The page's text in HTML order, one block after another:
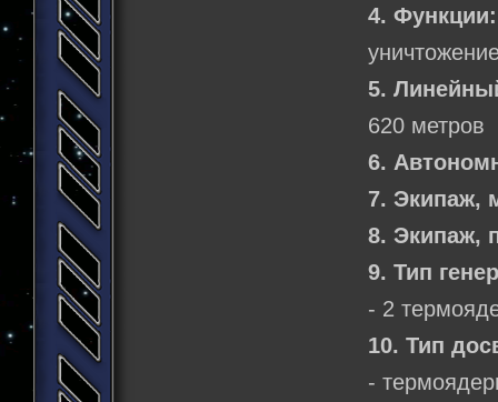
4. Функции:
5.
620 метров
6.
7. Экипаж,
8. Экипаж,
9. Тип
- 2
10. Тип
-